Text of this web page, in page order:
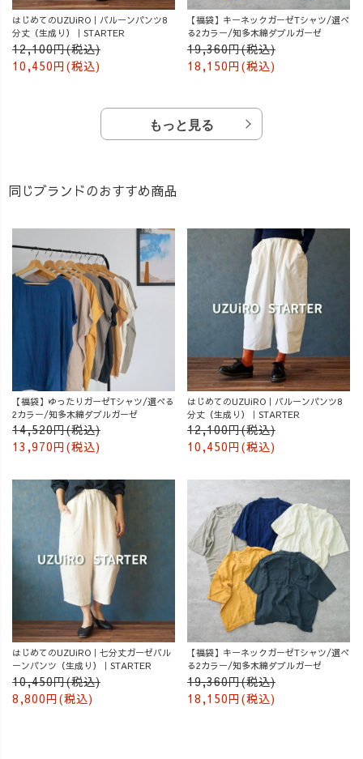
はじめてのUZUiRO｜バルーンパンツ8
分丈（生成り）｜STARTER
12,100円(税込)
10,450円(税込)
【福袋】キーネックガーゼTシャツ/選べ
る2カラー/知多木綿ダブルガーゼ
19,360円(税込)
18,150円(税込)
もっと見る
同じブランドのおすすめ商品
【福袋】ゆったりガーゼTシャツ/選べる
2カラー/知多木綿ダブルガーゼ
14,520円(税込)
13,970円(税込)
はじめてのUZUiRO｜バルーンパンツ8
分丈（生成り）｜STARTER
12,100円(税込)
10,450円(税込)
はじめてのUZUiRO｜七分丈ガーゼバル
ーンパンツ（生成り）｜STARTER
10,450円(税込)
8,800円(税込)
【福袋】キーネックガーゼTシャツ/選べ
る2カラー/知多木綿ダブルガーゼ
19,360円(税込)
18,150円(税込)